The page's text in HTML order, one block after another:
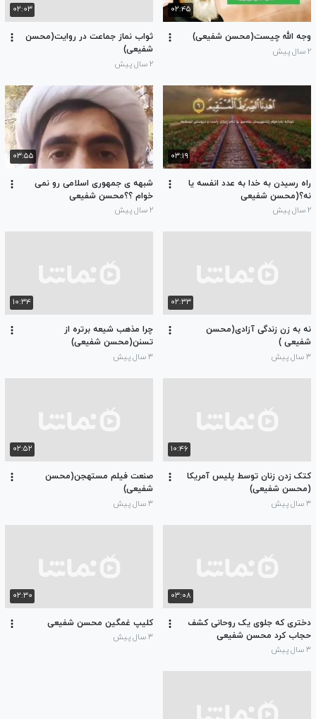
۰۲:۴۵
وجه الله چیست(محسن شفیعی)
۲ سال پیش
۰۲:۰۳
ثواب نماز جماعت در روایت(محسن
شفیعی)
۲ سال پیش
۰۳:۱۹
راه رسیدن به خدا به عدد انفسه یا
نه؟(محسن شفیعی
۲ سال پیش
۰۳:۵۵
شبهه ی جمهوری اسلامی رو نمی
خوام ؟؟محسن شفیعی
۲ سال پیش
۰۲:۳۳
نه به زن زندگی آزادی(محسن
شفیعی )
۳ سال پیش
۱۰:۳۴
چرا مذهب شیعه برتره از
تسنن(محسن شفیعی)
۳ سال پیش
۱۰:۴۶
کتک زدن زنان توسط پلیس آمریکا
(محسن شفیعی)
۳ سال پیش
۰۲:۵۲
صنعت فیلم مستهجن(محسن
شفیعی)
۳ سال پیش
۰۳:۰۸
دختری که جلوی یک روحانی کشف
حجاب کرد محسن شفیعی
۳ سال پیش
۰۲:۳۰
کلیپ غمگین محسن شفیعی
۳ سال پیش